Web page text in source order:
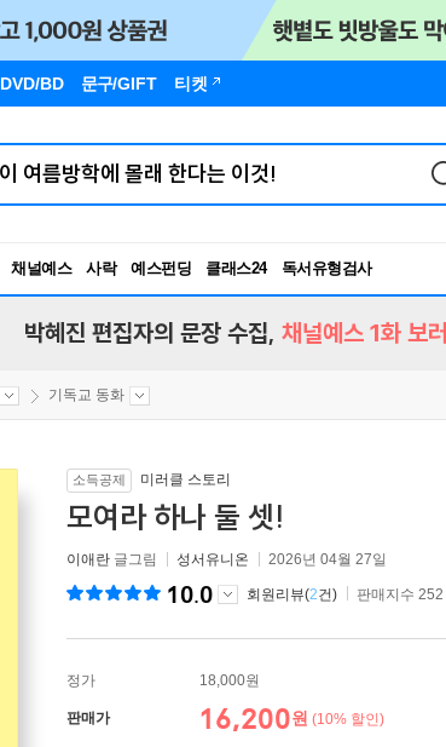
DVD/BD 문구/GIFT 티켓
채널예스 사락 예스펀딩 클래스24
독서유형검사
박혜진 편집자의 문장 수집, 채널예스 1화 보
기독교 동화
소득공제 미러클 스토리
모여라 하나 둘 셋!
이애란 글그림 성서유니온 2026년 04월 27일
10.0 회원리뷰(2건) 판매지수 252
정가 18,000원
판매가 16,200원 (10% 할인)